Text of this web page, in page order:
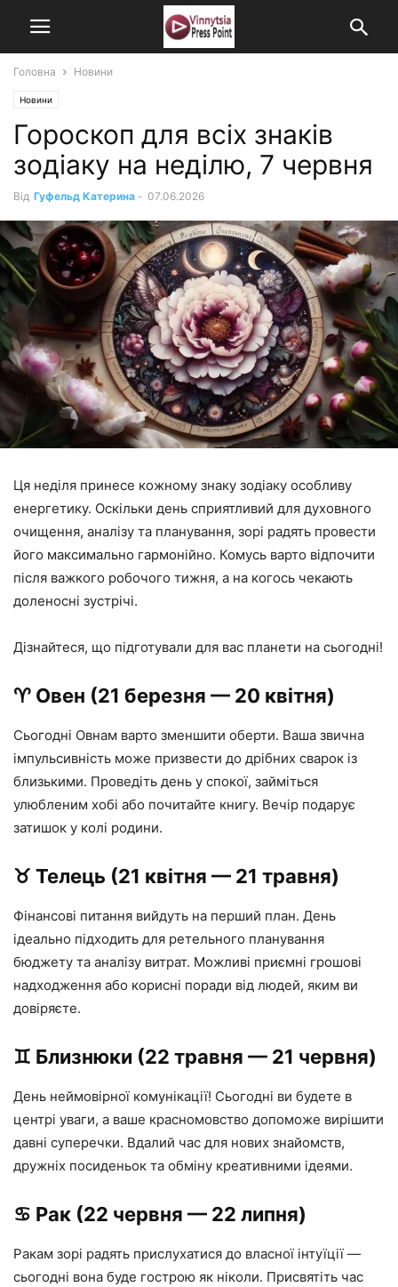
Головна Новини
Новини
Гороскоп для всіх знаків
зодіаку на неділю, 7 червня
Від Гуфельд Катерина - 07.06.2026
Ця неділя принесе кожному знаку зодіаку особливу
енергетику. Оскільки день сприятливий для духовного
очищення, аналізу та планування, зорі радять провести
його максимально гармонійно. Комусь варто відпочити
після важкого робочого тижня, а на когось чекають
доленосні зустрічі.
Дізнайтеся, що підготували для вас планети на сьогодні!
♈️ Овен (21 березня — 20 квітня)
Сьогодні Овнам варто зменшити оберти. Ваша звична
імпульсивність може призвести до дрібних сварок із
близькими. Проведіть день у спокої, займіться
улюбленим хобі або почитайте книгу. Вечір подарує
затишок у колі родини.
♉️ Телець (21 квітня — 21 травня)
Фінансові питання вийдуть на перший план. День
ідеально підходить для ретельного планування
бюджету та аналізу витрат. Можливі приємні грошові
надходження або корисні поради від людей, яким ви
довіряєте.
♊️ Близнюки (22 травня — 21 червня)
День неймовірної комунікації! Сьогодні ви будете в
центрі уваги, а ваше красномовство допоможе вирішити
давні суперечки. Вдалий час для нових знайомств,
дружніх посиденьок та обміну креативними ідеями.
♋️ Рак (22 червня — 22 липня)
Ракам зорі радять прислухатися до власної інтуїції —
сьогодні вона буде гострою як ніколи. Присвятіть час